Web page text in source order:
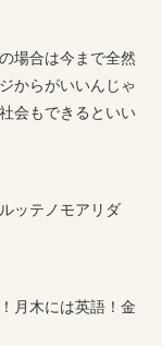
場合は今まで全然
からがいいんじゃ
会もできるといい
ッテノモアリダ
月木には英語！金